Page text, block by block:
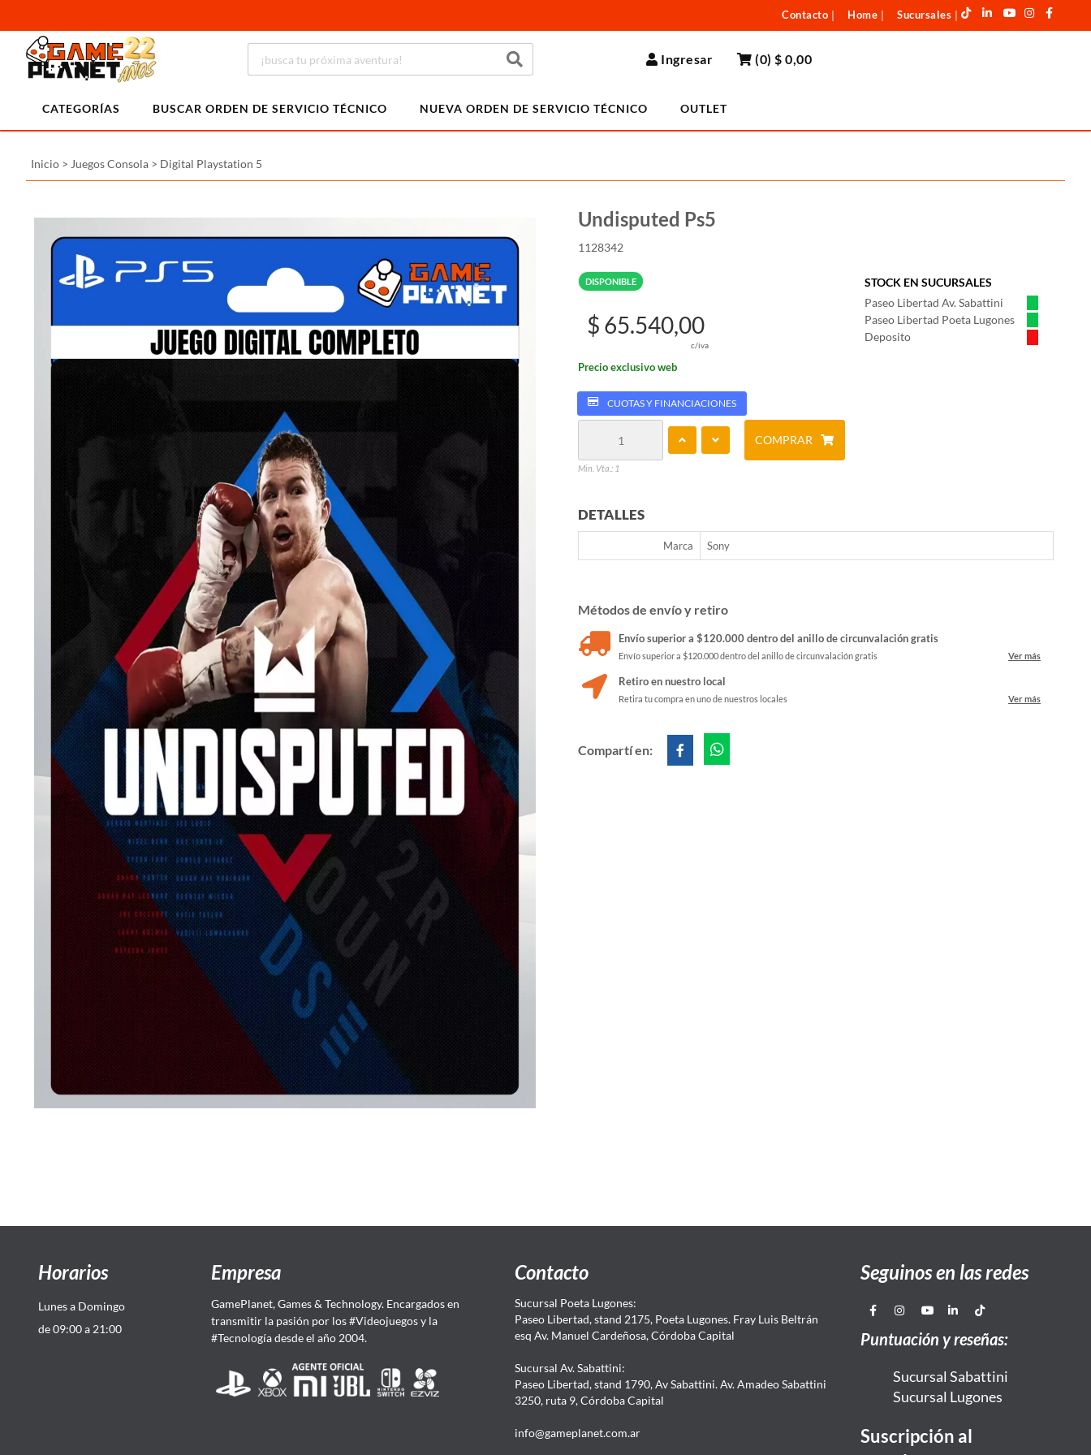
Contacto Home Sucursales
Ingresar (0)$ 0,00
CATEGORÍAS BUSCAR ORDEN DE SERVICIO TÉCNICO NUEVA ORDEN DE SERVICIO TÉCNICO OUTLET
Inicio > Juegos Consola > Digital Playstation 5
Undisputed Ps5
1128342
DISPONIBLE
STOCK EN SUCURSALES
Paseo Libertad Av. Sabattini
Paseo Libertad Poeta Lugones
Deposito
$ 65.540,00
c/iva
Precio exclusivo web
CUOTAS Y FINANCIACIONES
Min. Vta.: 1
COMPRAR
DETALLES
Marca Sony
Métodos de envío y retiro
Envío superior a $120.000 dentro del anillo de circunvalación gratis
Envío superior a $120.000 dentro del anillo de circunvalación gratis Ver más
Retiro en nuestro local
Retira tu compra en uno de nuestros locales Ver más
Compartí en:
Horarios
Lunes a Domingo
de 09:00 a 21:00
Empresa
GamePlanet, Games & Technology. Encargados en
transmitir la pasión por los #Videojuegos y la
#Tecnología desde el año 2004.
Contacto
Sucursal Poeta Lugones:
Paseo Libertad, stand 2175, Poeta Lugones. Fray Luis Beltrán
esq Av. Manuel Cardeñosa, Córdoba Capital
Sucursal Av. Sabattini:
Paseo Libertad, stand 1790, Av Sabattini. Av. Amadeo Sabattini
3250, ruta 9, Córdoba Capital
info@gameplanet.com.ar
Seguinos en las redes
Puntuación y reseñas:
Sucursal Sabattini
Sucursal Lugones
Suscripción al